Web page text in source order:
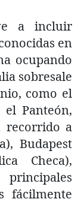
a incluir
en
ocupando
sobresale
como el
Panteón,
recorrido a
Budapest
Checa),
fácilmente